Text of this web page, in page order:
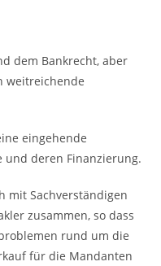
dem Bankrecht, aber
weitreichende
eingehende
und deren Finanzierung.
mit Sachverständigen
zusammen, so dass
rund um die
für die Mandanten